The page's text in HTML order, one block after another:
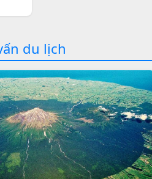
du lịch